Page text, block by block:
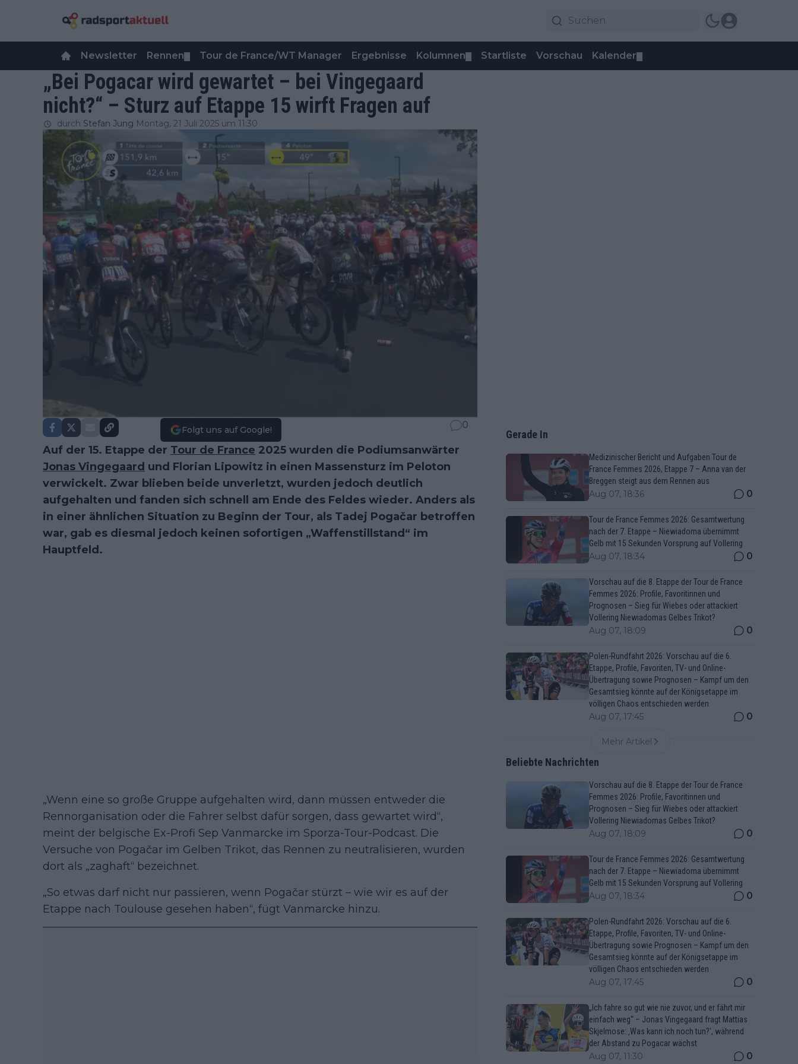
Newsletter Rennen Tour de France/WT Manager Ergebnisse Kolumnen Startliste Vorschau Kalender
„Bei Pogacar wird gewartet – bei Vingegaard
nicht?“ – Sturz auf Etappe 15 wirft Fragen auf
durch Stefan Jung Montag, 21 Juli 2025 um 11:30
Folgt uns auf Google! 0
Auf der 15. Etappe der Tour de France 2025 wurden die Podiumsanwärter
Jonas Vingegaard und Florian Lipowitz in einen Massensturz im Peloton
verwickelt. Zwar blieben beide unverletzt, wurden jedoch deutlich
aufgehalten und fanden sich schnell am Ende des Feldes wieder. Anders als
in einer ähnlichen Situation zu Beginn der Tour, als Tadej Pogačar betroffen
war, gab es diesmal jedoch keinen sofortigen „Waffenstillstand“ im
Hauptfeld.
„Wenn eine so große Gruppe aufgehalten wird, dann müssen entweder die
Rennorganisation oder die Fahrer selbst dafür sorgen, dass gewartet wird“,
meint der belgische Ex-Profi Sep Vanmarcke im Sporza-Tour-Podcast. Die
Versuche von Pogačar im Gelben Trikot, das Rennen zu neutralisieren, wurden
dort als „zaghaft“ bezeichnet.
„So etwas darf nicht nur passieren, wenn Pogačar stürzt – wie wir es auf der
Etappe nach Toulouse gesehen haben“, fügt Vanmarcke hinzu.
Gerade In
Medizinischer Bericht und Aufgaben Tour de
France Femmes 2026, Etappe 7 – Anna van der
Breggen steigt aus dem Rennen aus
Aug 07, 18:36 0
Tour de France Femmes 2026: Gesamtwertung
nach der 7. Etappe – Niewiadoma übernimmt
Gelb mit 15 Sekunden Vorsprung auf Vollering
Aug 07, 18:34 0
Vorschau auf die 8. Etappe der Tour de France
Femmes 2026: Profile, Favoritinnen und
Prognosen – Sieg für Wiebes oder attackiert
Vollering Niewiadomas Gelbes Trikot?
Aug 07, 18:09 0
Polen-Rundfahrt 2026: Vorschau auf die 6.
Etappe, Profile, Favoriten, TV- und Online-
Übertragung sowie Prognosen – Kampf um den
Gesamtsieg könnte auf der Königsetappe im
völligen Chaos entschieden werden
Aug 07, 17:45 0
Mehr Artikel
Beliebte Nachrichten
Vorschau auf die 8. Etappe der Tour de France
Femmes 2026: Profile, Favoritinnen und
Prognosen – Sieg für Wiebes oder attackiert
Vollering Niewiadomas Gelbes Trikot?
Aug 07, 18:09 0
Tour de France Femmes 2026: Gesamtwertung
nach der 7. Etappe – Niewiadoma übernimmt
Gelb mit 15 Sekunden Vorsprung auf Vollering
Aug 07, 18:34 0
Polen-Rundfahrt 2026: Vorschau auf die 6.
Etappe, Profile, Favoriten, TV- und Online-
Übertragung sowie Prognosen – Kampf um den
Gesamtsieg könnte auf der Königsetappe im
völligen Chaos entschieden werden
Aug 07, 17:45 0
„Ich fahre so gut wie nie zuvor, und er fährt mir
einfach weg“ – Jonas Vingegaard fragt Mattias
Skjelmose: ‚Was kann ich noch tun?‘, während
der Abstand zu Pogacar wächst
Aug 07, 11:30 0